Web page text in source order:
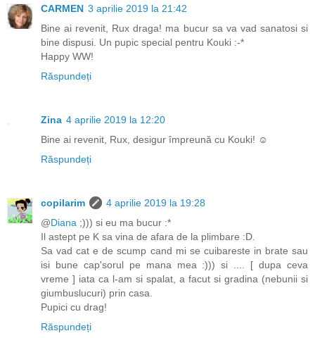
CARMEN 3 aprilie 2019 la 21:42
Bine ai revenit, Rux draga! ma bucur sa va vad sanatosi si
bine dispusi. Un pupic special pentru Kouki :-*
Happy WW!
Răspundeți
Zina 4 aprilie 2019 la 12:20
Bine ai revenit, Rux, desigur împreună cu Kouki! ☺
Răspundeți
copilarim
4 aprilie 2019 la 19:28
@Diana ;))) si eu ma bucur :*
Il astept pe K sa vina de afara de la plimbare :D.
Sa vad cat e de scump cand mi se cuibareste in brate sau
isi bune cap'sorul pe mana mea :))) si .... [ dupa ceva
vreme ] iata ca l-am si spalat, a facut si gradina (nebunii si
giumbuslucuri) prin casa.
Pupici cu drag!
Răspundeți